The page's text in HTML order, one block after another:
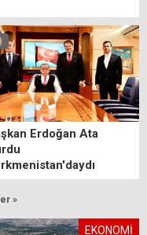
Erdoğan Ata
»
EKONOMİ